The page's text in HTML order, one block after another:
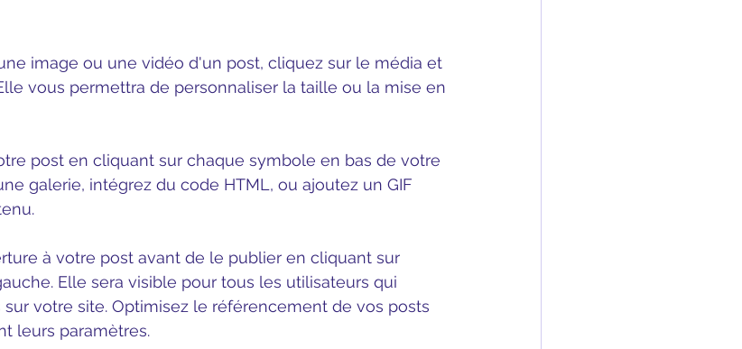
image ou une vidéo d'un post, cliquez sur le média et
vous permettra de personnaliser la taille ou la mise en
post en cliquant sur chaque symbole en bas de votre
galerie, intégrez du code HTML, ou ajoutez un GIF
à votre post avant de le publier en cliquant sur
Elle sera visible pour tous les utilisateurs qui
votre site. Optimisez le référencement de vos posts
leurs paramètres.